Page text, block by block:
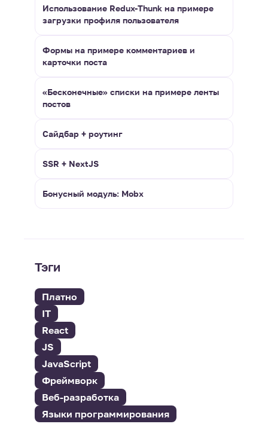
Использование Redux-Thunk на примере
загрузки профиля пользователя
Формы на примере комментариев и
карточки поста
«Бесконечные» списки на примере ленты
постов
Сайдбар + роутинг
SSR + NextJS
Бонусный модуль: Mobx
Тэги
Платно
IT
React
JS
JavaScript
Фреймворк
Веб-разработка
Языки программирования